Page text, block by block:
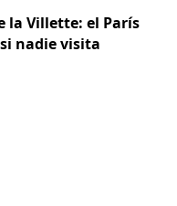
la Villette: el París
nadie visita